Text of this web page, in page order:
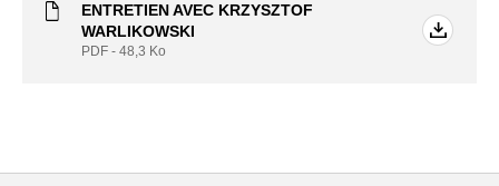
ENTRETIEN AVEC KRZYSZTOF
WARLIKOWSKI
PDF - 48,3 Ko